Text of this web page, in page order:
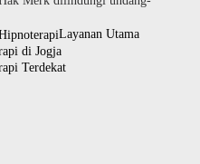
Layanan Utama
di Jogja
Terdekat